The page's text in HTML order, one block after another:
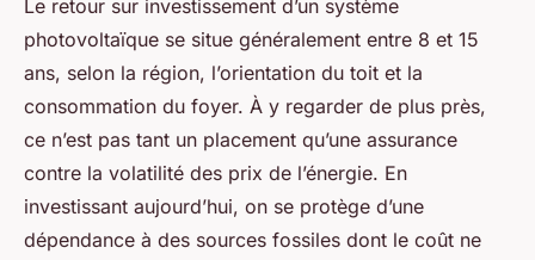
Le retour sur investissement d’un système
photovoltaïque se situe généralement entre 8 et 15
ans, selon la région, l’orientation du toit et la
consommation du foyer. À y regarder de plus près,
ce n’est pas tant un placement qu’une assurance
contre la volatilité des prix de l’énergie. En
investissant aujourd’hui, on se protège d’une
dépendance à des sources fossiles dont le coût ne